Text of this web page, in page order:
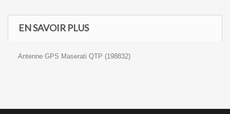
EN SAVOIR PLUS
Antenne GPS Maserati QTP (198832)